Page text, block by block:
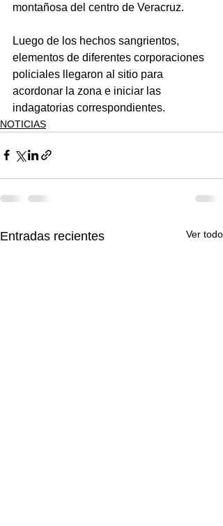
montañosa del centro de Veracruz.
Luego de los hechos sangrientos,
elementos de diferentes corporaciones
policiales llegaron al sitio para
acordonar la zona e iniciar las
indagatorias correspondientes.
NOTICIAS
Entradas recientes Ver todo